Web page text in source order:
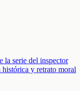
la serie del inspector
y retrato moral